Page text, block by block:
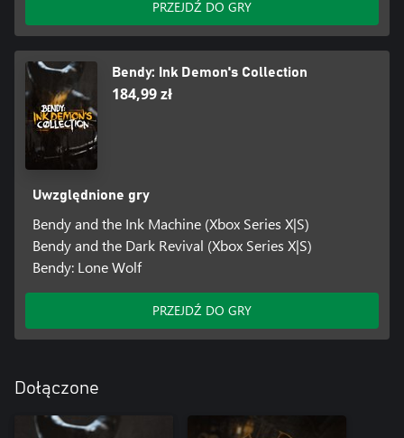
PRZEJDŹ DO GRY
Bendy: Ink Demon's Collection
184,99 zł
Uwzględnione gry
Bendy and the Ink Machine (Xbox Series X|S)
Bendy and the Dark Revival (Xbox Series X|S)
Bendy: Lone Wolf
PRZEJDŹ DO GRY
Dołączone